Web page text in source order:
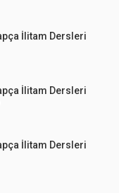
İlitam Dersleri
İlitam Dersleri
İlitam Dersleri